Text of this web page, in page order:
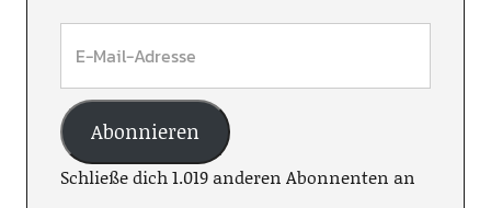
Abonnieren
Schließe dich 1.019 anderen Abonnenten an